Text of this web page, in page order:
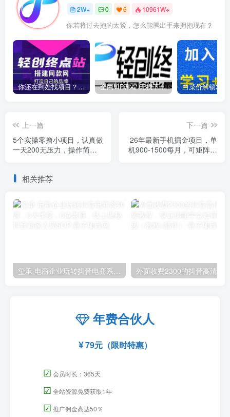
2W+ 0 6 10961W+
你若将过去抱的太紧，怎么能腾出手来拥抱现在？
你还在到处找项目？还在当韭菜？我靠卖项目一个月收入5万+，曾经我也是个失败者。 全网VIP课程 无损下载~
上一篇
5个实操零撸小项目，认真做
一天200无压力，操作简
下一篇
26年最新手机掘金项目，单
机900-1500每月，可矩阵多
相关推荐
年费合伙人
79元（限时特惠）
☑ 会员时长：365天
☑ 全站资源免费获取1年
☑ 推广佣金高达50％